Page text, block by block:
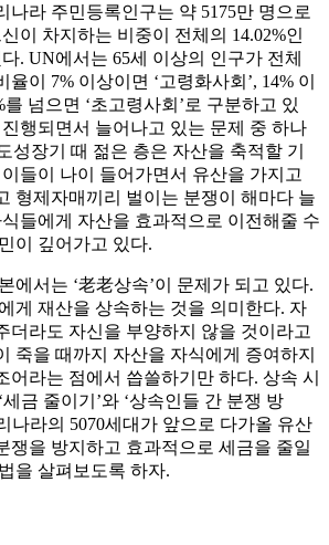
나라 주민등록인구는 약 5175만 명으로
이 차지하는 비중이 전체의 14.02%인
. UN에서는 65세 이상의 인구가 전체
이 7% 이상이면 ‘고령화사회’, 14% 이
를 넘으면 ‘초고령사회’로 구분하고 있
행되면서 늘어나고 있는 문제 중 하나
성장기 때 젊은 층은 자산을 축적할 기
들이 나이 들어가면서 유산을 가지고
형제자매끼리 벌이는 분쟁이 해마다 늘
들에게 자산을 효과적으로 이전해줄 수
이 깊어가고 있다.
에서는 ‘老老상속’이 문제가 되고 있다.
게 재산을 상속하는 것을 의미한다. 자
더라도 자신을 부양하지 않을 것이라고
죽을 때까지 자산을 자식에게 증여하지
어라는 점에서 씁쓸하기만 하다. 상속 시
금 줄이기’와 ‘상속인들 간 분쟁 방
나라의 5070세대가 앞으로 다가올 유산
쟁을 방지하고 효과적으로 세금을 줄일
을 살펴보도록 하자.